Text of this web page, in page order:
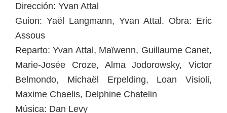
Dirección: Yvan Attal
Guion: Yaël Langmann, Yvan Attal. Obra: Eric
Assous
Reparto: Yvan Attal, Maïwenn, Guillaume Canet,
Marie-Josée Croze, Alma Jodorowsky, Victor
Belmondo, Michaël Erpelding, Loan Visioli,
Maxime Chaelis, Delphine Chatelin
Música: Dan Levy